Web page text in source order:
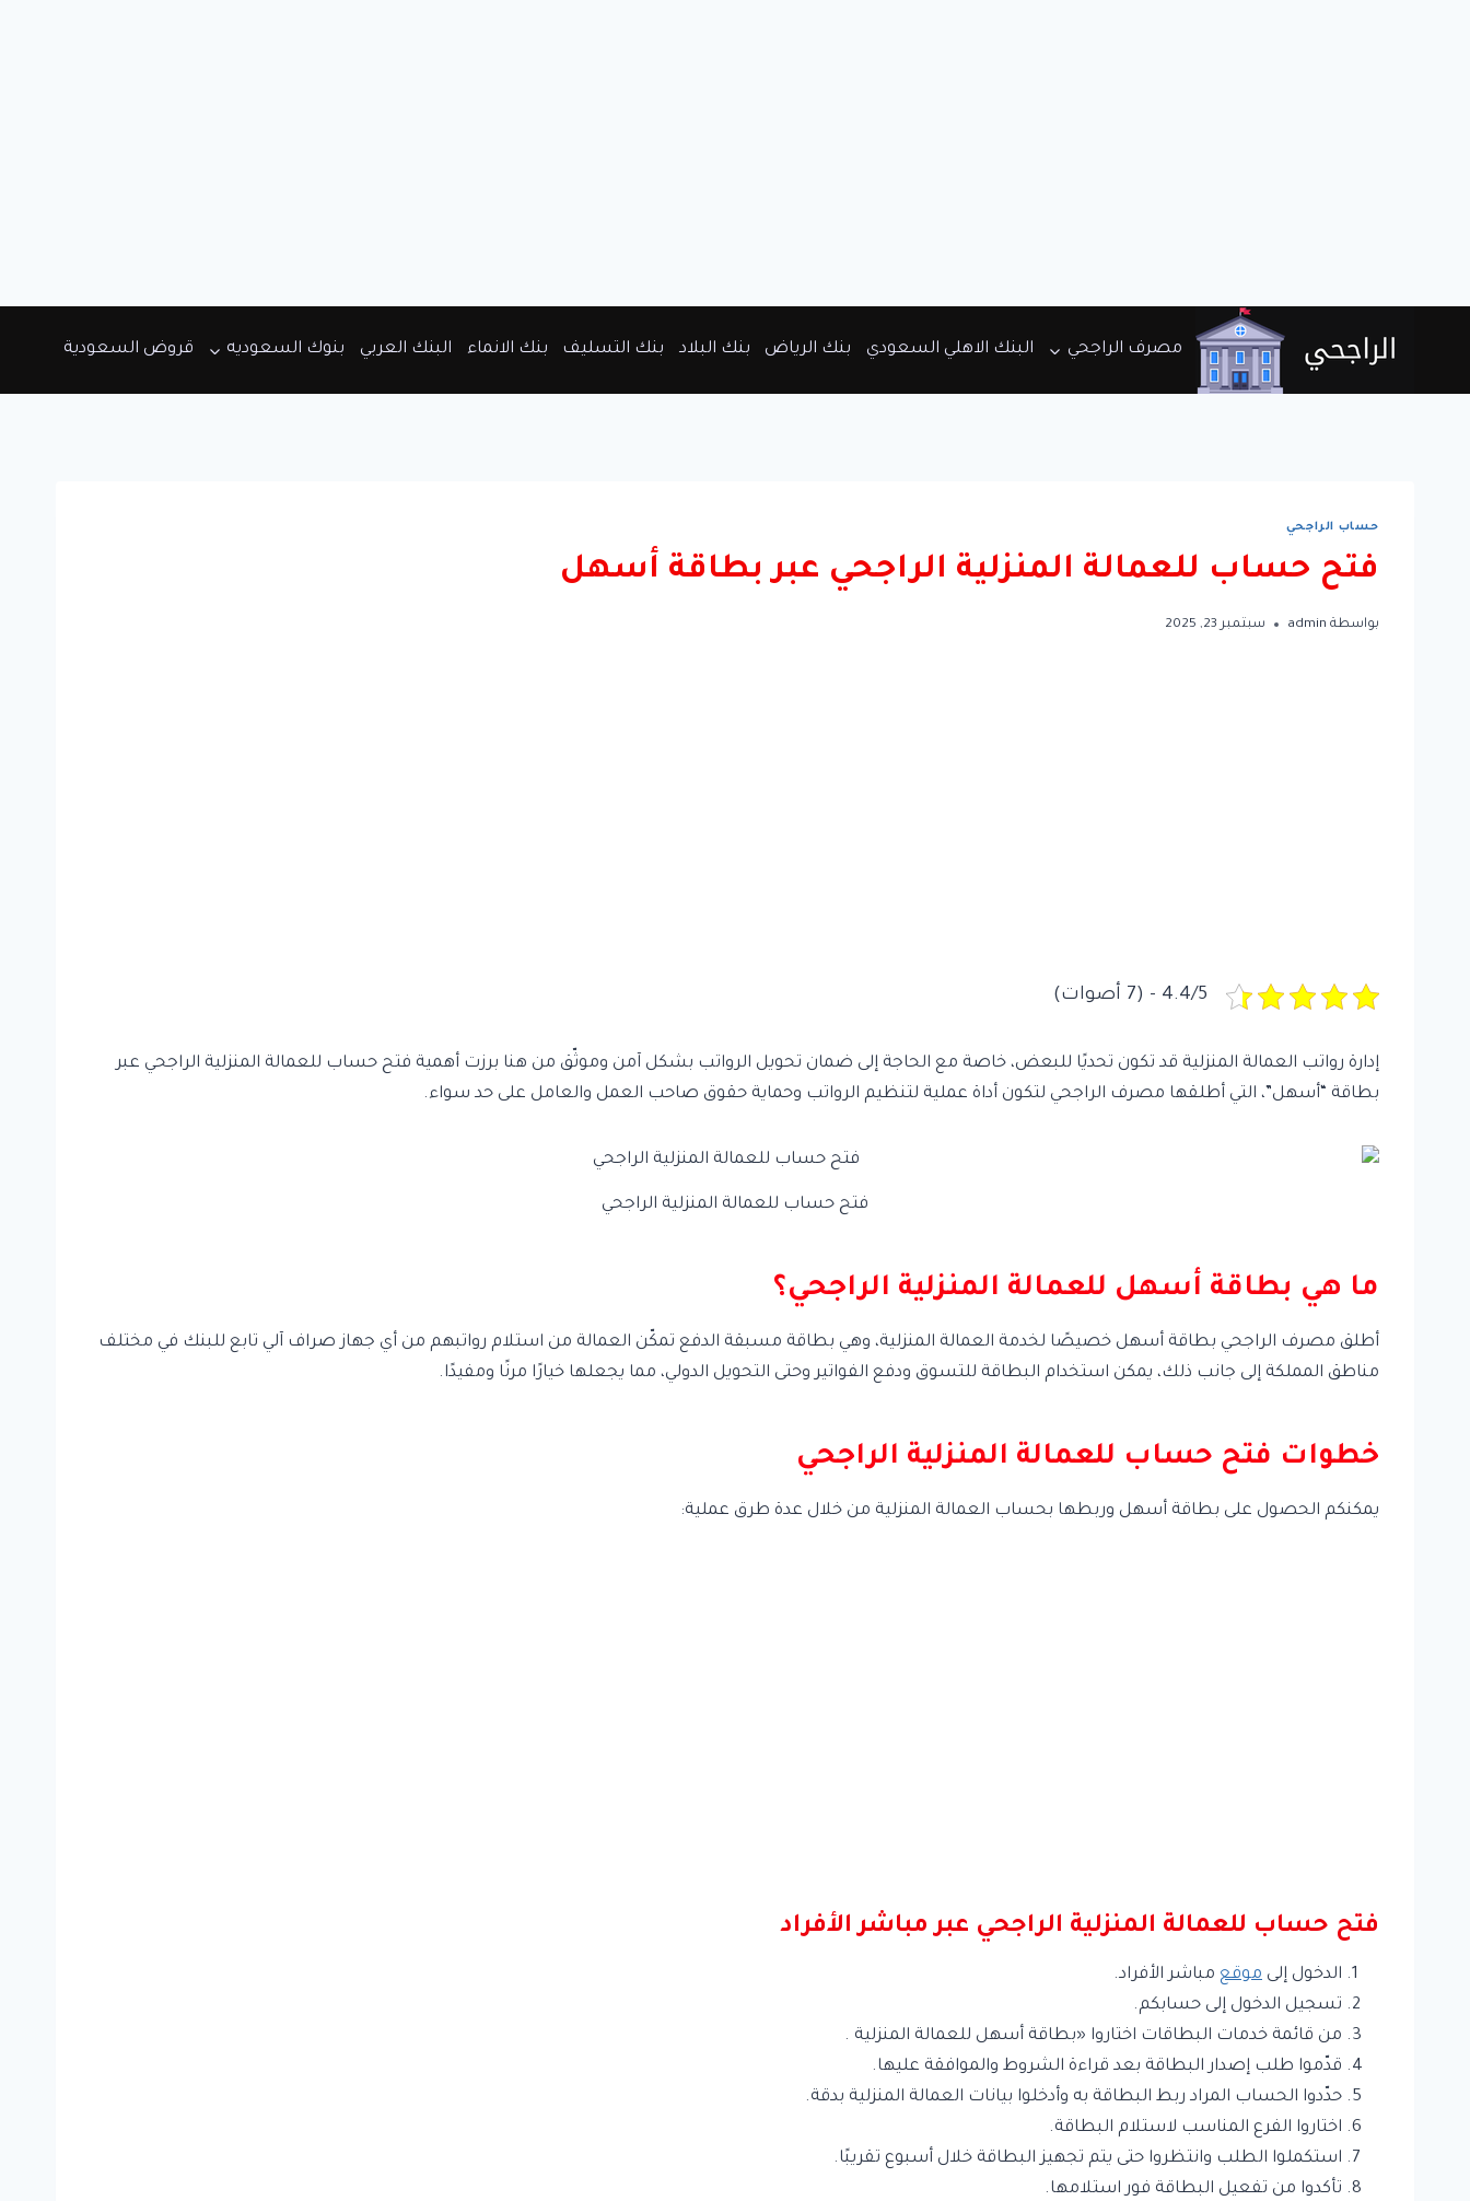
مصرف الراجحي البنك الاهلي السعودي بنك الرياض بنك البلاد بنك التسليف بنك الانماء البنك العربي بنوك السعوديه قروض السعودية
حساب الراجحي
فتح حساب للعمالة المنزلية الراجحي عبر بطاقة أسهل
بواسطة admin سبتمبر 23, 2025
4.4/5 - (7 أصوات)
إدارة رواتب العمالة المنزلية قد تكون تحديًا للبعض، خاصة مع الحاجة إلى ضمان تحويل الرواتب بشكل آمن وموثّق من هنا برزت أهمية فتح حساب للعمالة المنزلية الراجحي عبر
بطاقة “أسهل”، التي أطلقها مصرف الراجحي لتكون أداة عملية لتنظيم الرواتب وحماية حقوق صاحب العمل والعامل على حد سواء.
فتح حساب للعمالة المنزلية الراجحي
ما هي بطاقة أسهل للعمالة المنزلية الراجحي؟
أطلق مصرف الراجحي بطاقة أسهل خصيصًا لخدمة العمالة المنزلية، وهي بطاقة مسبقة الدفع تمكّن العمالة من استلام رواتبهم من أي جهاز صراف آلي تابع للبنك في مختلف
مناطق المملكة إلى جانب ذلك، يمكن استخدام البطاقة للتسوق ودفع الفواتير وحتى التحويل الدولي، مما يجعلها خيارًا مرنًا ومفيدًا.
خطوات فتح حساب للعمالة المنزلية الراجحي
يمكنكم الحصول على بطاقة أسهل وربطها بحساب العمالة المنزلية من خلال عدة طرق عملية:
فتح حساب للعمالة المنزلية الراجحي عبر مباشر الأفراد
الدخول إلى موقع مباشر الأفراد.
تسجيل الدخول إلى حسابكم.
من قائمة خدمات البطاقات اختاروا «بطاقة أسهل للعمالة المنزلية .
قدّموا طلب إصدار البطاقة بعد قراءة الشروط والموافقة عليها.
حدّدوا الحساب المراد ربط البطاقة به وأدخلوا بيانات العمالة المنزلية بدقة.
اختاروا الفرع المناسب لاستلام البطاقة.
استكملوا الطلب وانتظروا حتى يتم تجهيز البطاقة خلال أسبوع تقريبًا.
تأكدوا من تفعيل البطاقة فور استلامها.